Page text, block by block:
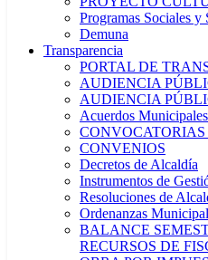
Programas Sociales y
Demuna
Transparencia
PORTAL DE
AUDIENCIA
AUDIENCIA
Acuerdos Municipales
CONVENIOS
Decretos de Alcaldía
Instrumentos de
Resoluciones de
Ordenanzas
BALANCE
RECURSOS DE